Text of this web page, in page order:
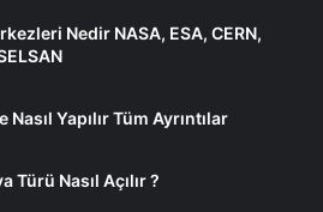
Nedir NASA, ESA, CERN,
Yapılır Tüm Ayrıntılar
Türü Nasıl Açılır ?